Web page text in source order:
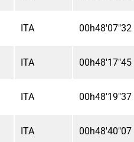
ITA 00h48'07"32
ITA 00h48'17"45
ITA 00h48'19"37
ITA 00h48'40"07